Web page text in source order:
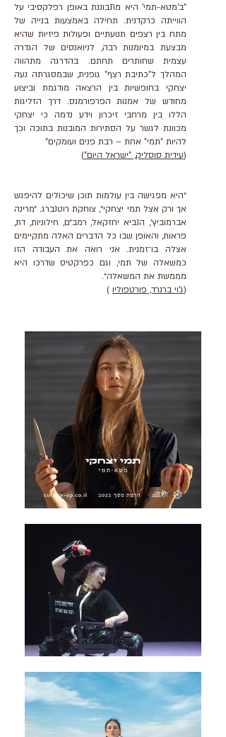
"ב'מטא-תמי' היא מתבוננת באופן רפלקסיבי על
הווייתה כרקדנית. תחילה באמצעות בנייה של
מתח בין רצפים תנועתיים ופעולות פיזיות שהיא
מבצעת במיומנות רבה, לניואנסים של הגדרה
עצמית שחותרים תחתם. בהדרגה מתהווה
המהלך ל"כתיבת רצף" גופנית, שבמסגרתה נעה
יצחקי בחופשיות בין הרצאה מודגמת וביצוע
מחודש של אמנות הפרפורמנס. דרך הזליגות
הללו בין מרחבי זיכרון וידע נדמה כי יצחקי
מכוונת לגשר על הסתירות המובנות בתוכה וכך
להיות "תמי" אחת – רבת פנים ועומקים"
(עידית סוסליק, "ישראל היום")
״היא מפגישה בין עולמות תוכן שיכולים להיפגש
אך ורק אצל תמי יצחקי״, צוחקת רוטנברג. ״מרינה
אברמוביץ׳, הנביא יחזקאל, רמב״ם, חילוניות, דת,
פראות, והאופן שבו כל הדברים האלה מתקיימים
אצלה בו־זמנית. אני רואה את העבודה הזו
כמשאלה של תמי, וגם כפרקטיס שדרכו היא
מממשת את המשאלה״.
(ג'וי ברנרד, פורטפוליו )